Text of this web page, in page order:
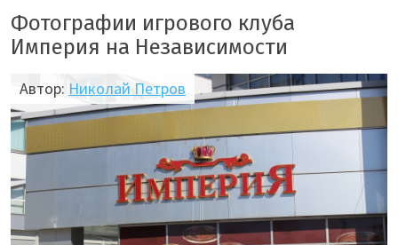
Фотографии игрового клуба
Империя на Независимости
Автор: Николай Петров